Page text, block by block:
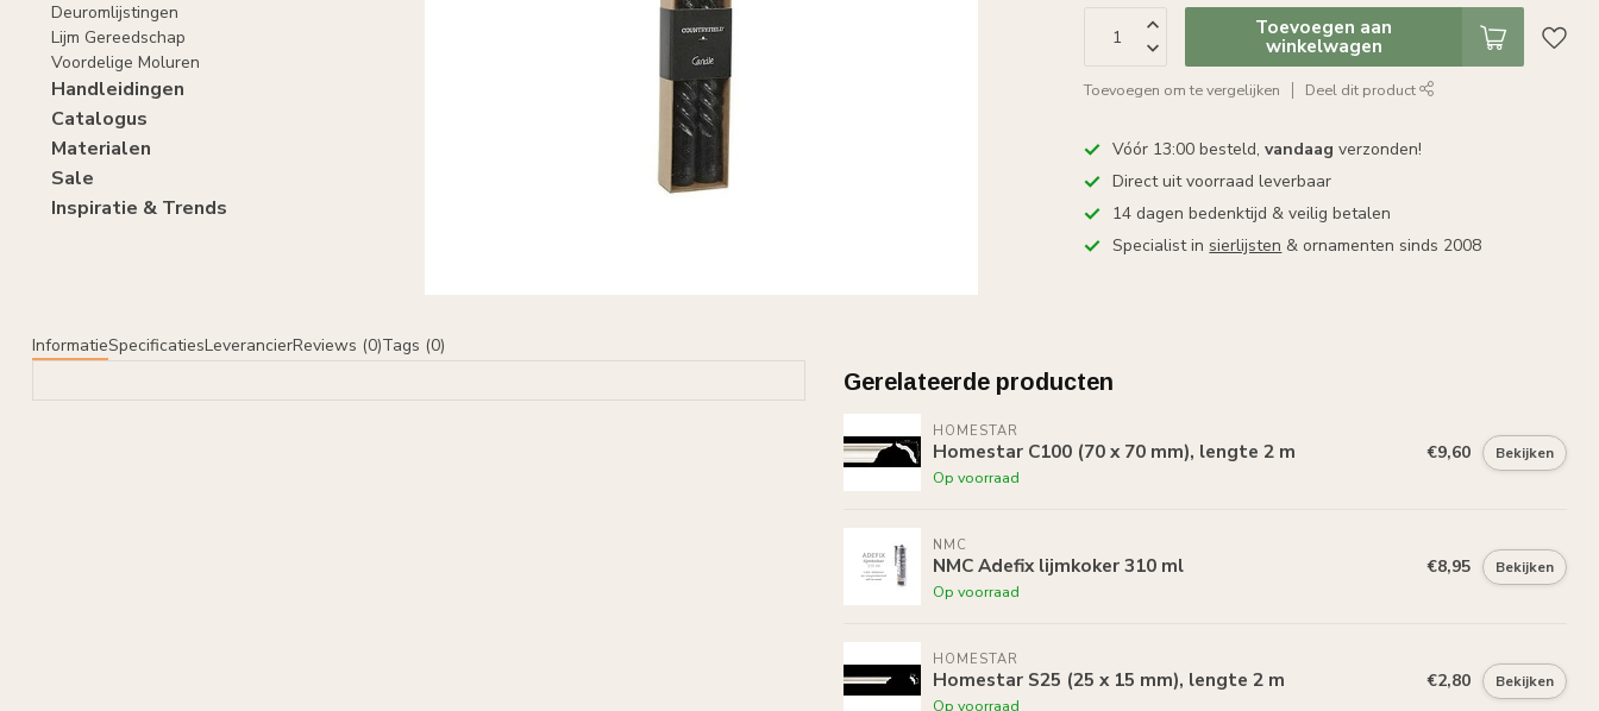
Deuromlijstingen
Lijm Gereedschap
Voordelige Moluren
Handleidingen
Catalogus
Materialen
Sale
Inspiratie & Trends
Toevoegen aan
winkelwagen
Toevoegen om te vergelijken Deel dit product
Vóór 13:00 besteld,vandaag verzonden!
Direct uit voorraad leverbaar
14 dagen bedenktijd & veilig betalen
Specialist in sierlijsten & ornamenten sinds 2008
InformatieSpecificatiesLeverancierReviews (0)Tags (0)
Gerelateerde producten
HOMESTAR
Homestar C100 (70 x 70 mm), lengte 2 m
Op voorraad
€9,60 Bekijken
NMC
NMC Adefix lijmkoker 310 ml
Op voorraad
€8,95 Bekijken
HOMESTAR
Homestar S25 (25 x 15 mm), lengte 2 m
Op voorraad
€2,80 Bekijken